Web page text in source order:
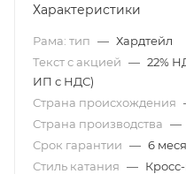
Характеристики
Рама: тип — Хардтейл
Текст с акцией — 22%
ИП с НДС)
Страна происхождения
Страна производства —
Срок гарантии — 6
Стиль катания —